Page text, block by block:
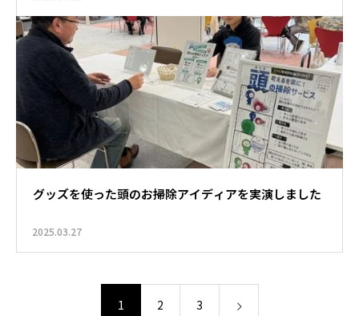
グッズを使った頭のお掃除アイディアを実演しました
2025.03.27
1 2 3